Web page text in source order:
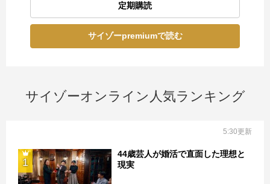
定期購読
サイゾーpremiumで読む
サイゾーオンライン人気ランキング
5:30更新
1
44歳芸人が婚活で直面した理想と
現実